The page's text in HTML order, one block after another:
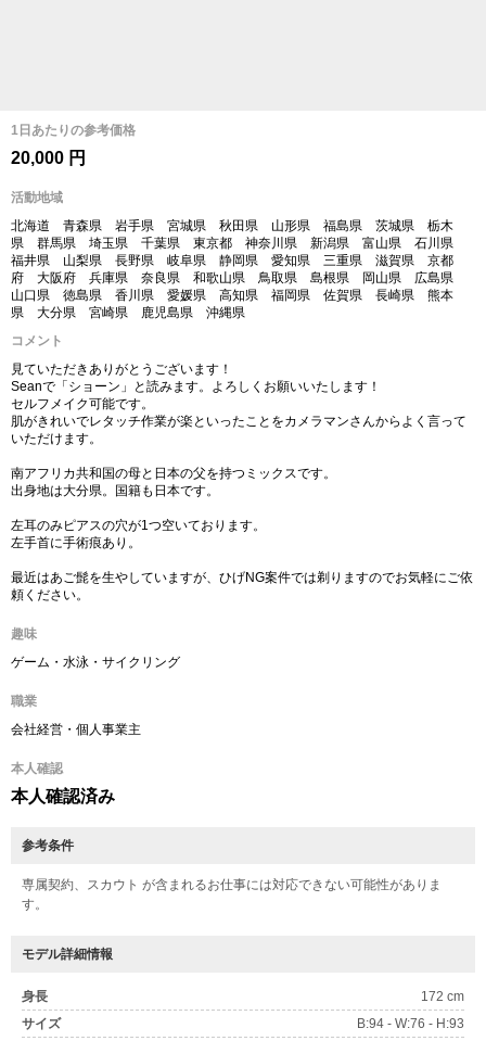
1日あたりの参考価格
20,000 円
活動地域
北海道 青森県 岩手県 宮城県 秋田県 山形県 福島県 茨城県 栃木
県 群馬県 埼玉県 千葉県 東京都 神奈川県 新潟県 富山県 石川県
福井県 山梨県 長野県 岐阜県 静岡県 愛知県 三重県 滋賀県 京都
府 大阪府 兵庫県 奈良県 和歌山県 鳥取県 島根県 岡山県 広島県
山口県 徳島県 香川県 愛媛県 高知県 福岡県 佐賀県 長崎県 熊本
県 大分県 宮崎県 鹿児島県 沖縄県
コメント
見ていただきありがとうございます！
Seanで「ショーン」と読みます。よろしくお願いいたします！
セルフメイク可能です。
肌がきれいでレタッチ作業が楽といったことをカメラマンさんからよく言って
いただけます。
南アフリカ共和国の母と日本の父を持つミックスです。
出身地は大分県。国籍も日本です。
左耳のみピアスの穴が1つ空いております。
左手首に手術痕あり。
最近はあご髭を生やしていますが、ひげNG案件では剃りますのでお気軽にご依
頼ください。
趣味
ゲーム・水泳・サイクリング
職業
会社経営・個人事業主
本人確認
本人確認済み
参考条件
専属契約、スカウト が含まれるお仕事には対応できない可能性がありま
す。
モデル詳細情報
身長
172 cm
サイズ
B:94 - W:76 - H:93